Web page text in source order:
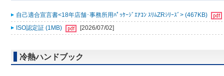
自己適合宣言書<18年店舗･事務所用ﾊﾟｯｹｰｼﾞｴｱｺﾝ ｽﾘﾑZRｼﾘｰｽﾞ> (467KB)
ISO認定証 (1MB)
[2026/07/02]
冷熱ハンドブック